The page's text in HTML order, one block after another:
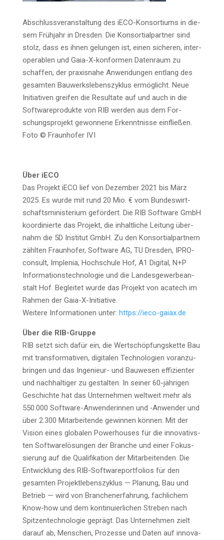
Abschluss­ver­an­stal­tung des iECO-Kon­sor­ti­ums in die­
sem Früh­jahr in Dres­den. Die Kon­sor­ti­al­part­ner sind
stolz, dass es ihnen gelun­gen ist, einen siche­ren, inter­
ope­ra­blen und Gaia-X-kon­for­men Daten­raum zu
schaf­fen, der pra­xis­na­he Anwen­dun­gen ent­lang des
gesam­ten Bau­werks­le­bens­zy­klus ermög­licht. Neue
Initia­ti­ven grei­fen die Resul­ta­te auf und auch in die
Soft­ware­pro­duk­te von RIB wer­den aus dem For­
schungs­pro­jekt gewon­ne­ne Erkennt­nis­se ein­flie­ßen.
Foto © Fraun­ho­fer IVI
Über iECO
Das Pro­jekt iECO lief von Dezem­ber 2021 bis März
2025. Es wur­de mit rund 20 Mio. € vom Bun­des­wirt­
schafts­mi­nis­te­ri­um geför­dert. Die RIB Soft­ware GmbH
koor­di­nier­te das Pro­jekt, die inhalt­li­che Lei­tung über­
nahm die 5D Insti­tut GmbH. Zu den Kon­sor­ti­al­part­nern
zähl­ten Fraun­ho­fer, Soft­ware AG, TU Dres­den, IPRO­
con­sult, Imp­le­nia, Hoch­schu­le Hof, A1 Digi­tal, N+P
Infor­ma­ti­ons­tech­no­lo­gie und die Lan­des­ge­wer­be­an­
stalt Hof. Beglei­tet wur­de das Pro­jekt von aca­tech im
Rah­men der Gaia-X-Initia­ti­ve.
Wei­te­re Infor­ma­tio­nen unter: https://ieco-gaiax.de
Über die RIB-Grup­pe
RIB setzt sich dafür ein, die Wert­schöp­fungs­ket­te Bau
mit trans­for­ma­ti­ven, digi­ta­len Tech­no­lo­gien vor­an­zu­
brin­gen und das Inge­nieur- und Bau­we­sen effi­zi­en­ter
und nach­hal­ti­ger zu gestal­ten. In sei­ner 60-jäh­ri­gen
Geschich­te hat das Unter­neh­men welt­weit mehr als
550.000 Soft­ware-Anwen­de­rin­nen und ‑Anwen­der und
über 2.300 Mit­ar­bei­ten­de gewin­nen kön­nen: Mit der
Visi­on eines glo­ba­len Power­hou­ses für die inno­va­tivs­
ten Soft­ware­lö­sun­gen der Bran­che und einer Fokus­
sie­rung auf die Qua­li­fi­ka­ti­on der Mit­ar­bei­ten­den. Die
Ent­wick­lung des RIB-Soft­ware­port­fo­li­os für den
gesam­ten Pro­jekt­le­bens­zy­klus — Pla­nung, Bau und
Betrieb — wird von Bran­chen­er­fah­rung, fach­li­chem
Know-how und dem kon­ti­nu­ier­li­chen Stre­ben nach
Spit­zen­tech­no­lo­gie geprägt. Das Unter­neh­men zielt
dar­auf ab, Men­schen, Pro­zes­se und Daten auf inno­va­